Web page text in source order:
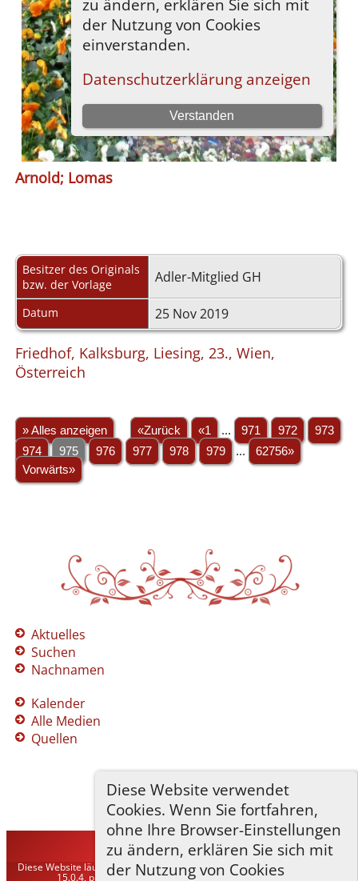
Diese Website verwendet
Cookies. Wenn Sie fortfahren,
ohne Ihre Browser-Einstellungen
zu ändern, erklären Sie sich mit
der Nutzung von Cookies
Arnold; Lomas
Besitzer des Originals
bzw. der Vorlage
Adler-Mitglied GH
Datum 25 Nov 2019
Friedhof, Kalksburg, Liesing, 23., Wien,
Österreich
» Alles anzeigen «Zurück «1 ... 971 972
973
974
975 976 977 978 979 ...
62756»
Vorwärts»
Aktuelles
Suchen
Nachnamen
Kalender
Alle Medien
Quellen
TNG-ADLER©2026
Diese Website läuft mitThe Next Generation of Genealogy Sitebuilding
15.0.4, programmiert von Darrin Lythgoe © 2001-2026.